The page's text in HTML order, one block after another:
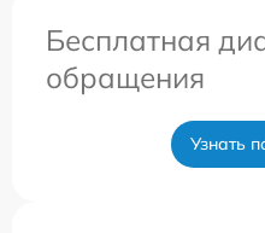
Бесплатная
обращения
Узнать